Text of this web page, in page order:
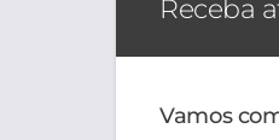
Receba
Vamos